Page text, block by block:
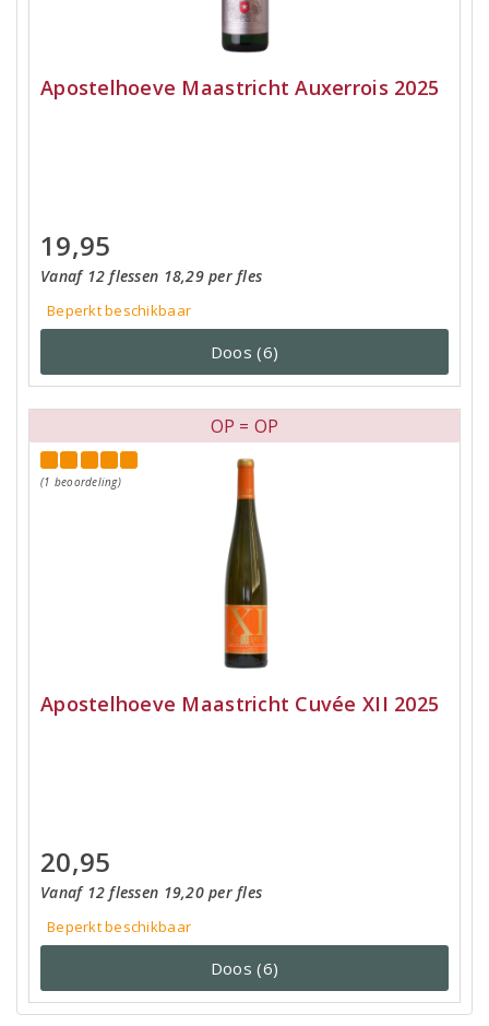
Apostelhoeve Maastricht Auxerrois 2025
19,95
Vanaf 12 flessen 18,29 per fles
Beperkt beschikbaar
Doos (6)
OP = OP
(1 beoordeling)
Apostelhoeve Maastricht Cuvée XII 2025
20,95
Vanaf 12 flessen 19,20 per fles
Beperkt beschikbaar
Doos (6)